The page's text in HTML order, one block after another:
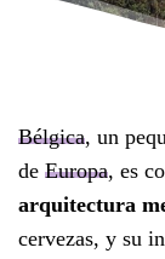
Bélgica, un
de Europa, es
arquitectura
cervezas, y su